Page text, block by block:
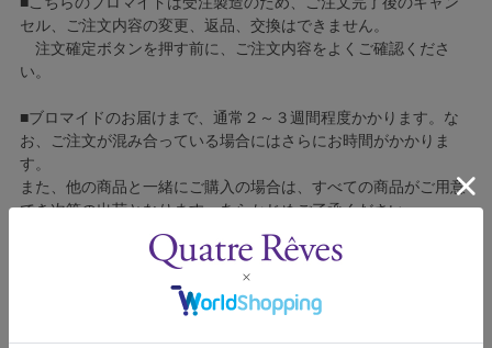
セル、ご注文内容の変更、返品、交換はできません。
注文確定ボタンを押す前に、ご注文内容をよくご確認くださ
い。
■ブロマイドのお届けまで、通常２～３週間程度かかります。な
お、ご注文が混み合っている場合にはさらにお時間がかかりま
す。
また、他の商品と一緒にご購入の場合は、すべての商品がご用意
でき次第の出荷となります。あらかじめご了承ください。
■コンビニ決済をご利用の場合はご入金確認後の製造となりま